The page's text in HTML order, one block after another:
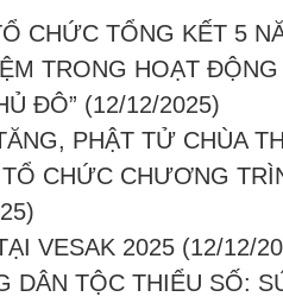
CHỨC TỔNG KẾT 5
TRONG HOẠT
ĐÔ” (12/12/2025)
PHẬT TỬ CHÙA
CHỨC CHƯƠNG
VESAK 2025 (12/12/
DÂN TỘC THIỂU SỐ: